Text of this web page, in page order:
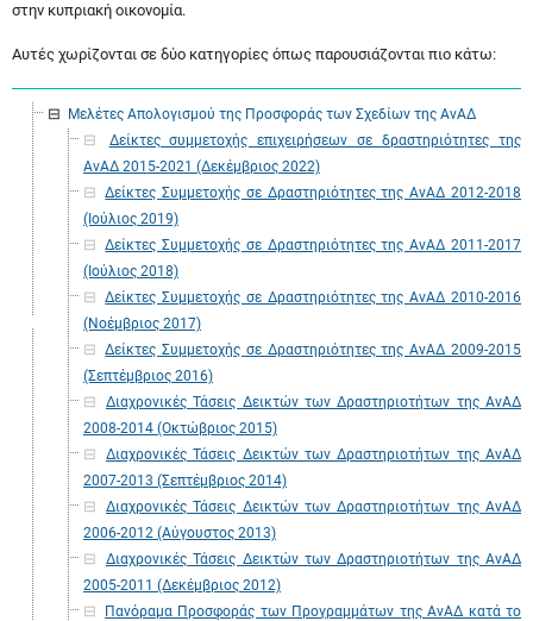
στην κυπριακή οικονομία.
Αυτές χωρίζονται σε δύο κατηγορίες όπως παρουσιάζονται πιο κάτω:
Μελέτες Απολογισμού της Προσφοράς των Σχεδίων της ΑνΑΔ
Δείκτες συμμετοχής επιχειρήσεων σε δραστηριότητες της
ΑνΑΔ 2015-2021 (Δεκέμβριος 2022)
Δείκτες Συμμετοχής σε Δραστηριότητες της ΑνΑΔ 2012-2018
(Ιούλιος 2019)
Δείκτες Συμμετοχής σε Δραστηριότητες της ΑνΑΔ 2011-2017
(Ιούλιος 2018)
Δείκτες Συμμετοχής σε Δραστηριότητες της ΑνΑΔ 2010-2016
(Νοέμβριος 2017)
Δείκτες Συμμετοχής σε Δραστηριότητες της ΑνΑΔ 2009-2015
(Σεπτέμβριος 2016)
Διαχρονικές Τάσεις Δεικτών των Δραστηριοτήτων της ΑνΑΔ
2008-2014 (Οκτώβριος 2015)
Διαχρονικές Τάσεις Δεικτών των Δραστηριοτήτων της ΑνΑΔ
2007-2013 (Σεπτέμβριος 2014)
Διαχρονικές Τάσεις Δεικτών των Δραστηριοτήτων της ΑνΑΔ
2006-2012 (Αύγουστος 2013)
Διαχρονικές Τάσεις Δεικτών των Δραστηριοτήτων της ΑνΑΔ
2005-2011 (Δεκέμβριος 2012)
Πανόραμα Προσφοράς των Προγραμμάτων της ΑνΑΔ κατά το